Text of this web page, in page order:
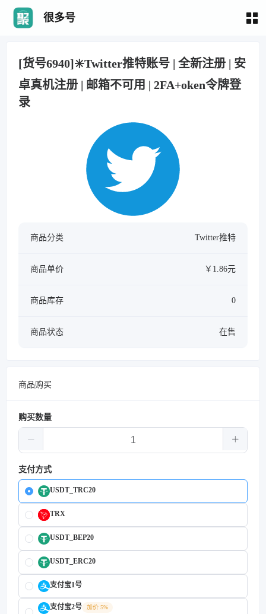
很多号
[货号6940]✳️Twitter推特账号 | 全新注册 | 安
卓真机注册 | 邮箱不可用 | 2FA+oken令牌登
录
商品分类 Twitter推特
商品单价 ￥1.86元
商品库存 0
商品状态 在售
商品购买
购买数量
支付方式
USDT_TRC20
TRX
USDT_BEP20
USDT_ERC20
支付宝1号
支付宝2号
加价 5%